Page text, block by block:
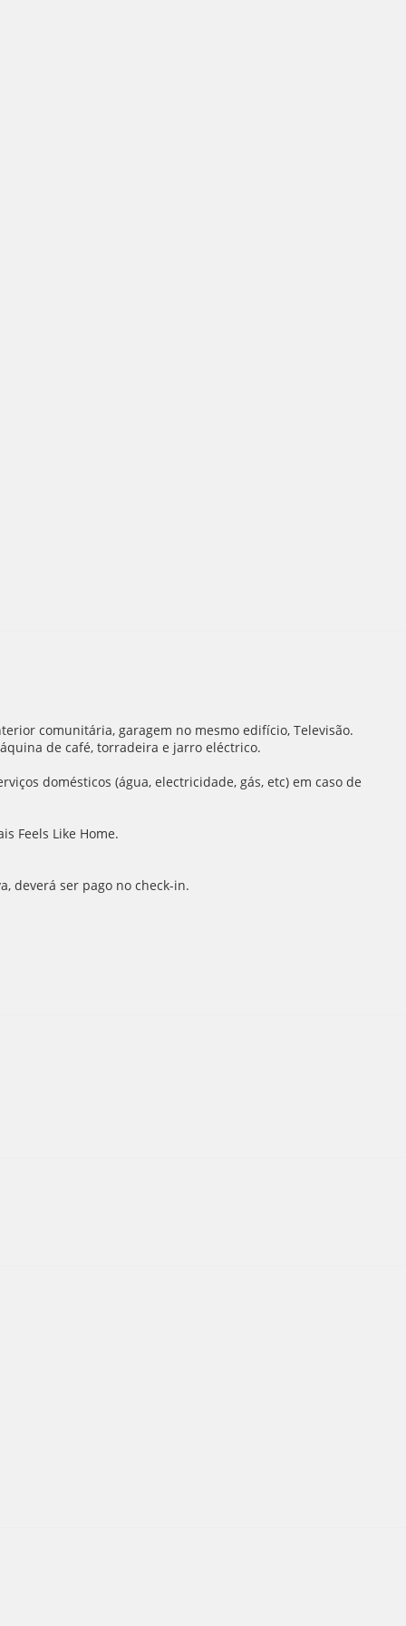
comunitária, garagem no mesmo edifício, Televisão.
de café, torradeira e jarro eléctrico.
domésticos (água, electricidade, gás, etc) em caso de
Feels Like Home.
deverá ser pago no check-in.